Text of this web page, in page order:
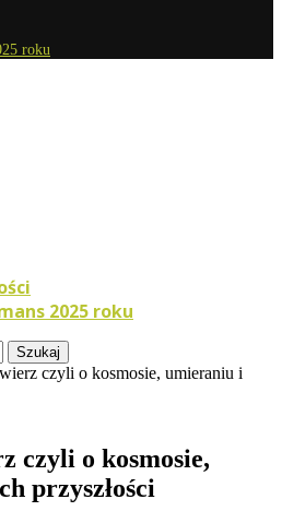
roku
2025 roku
Szukaj
czyli o kosmosie, umieraniu i
czyli o kosmosie,
przyszłości